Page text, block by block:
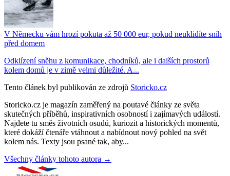
V Německu vám hrozí pokuta až 50 000 eur, pokud neuklidíte sníh
před domem
Odklízení sněhu z komunikace, chodníků, ale i dalších prostorů
kolem domů je v zimě velmi důležité. A...
Tento článek byl publikován ze zdrojů Storicko.cz
Storicko.cz je magazín zaměřený na poutavé články ze světa
skutečných příběhů, inspirativních osobností i zajímavých událostí.
Najdete tu směs životních osudů, kuriozit a historických momentů,
které dokáží čtenáře vtáhnout a nabídnout nový pohled na svět
kolem nás. Texty jsou psané tak, aby...
Všechny články tohoto autora →